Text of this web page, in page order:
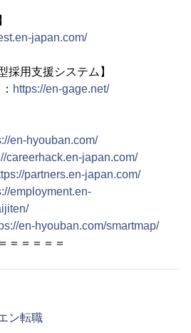
japan.com/
採用支援システム】
https://en-gage.net/
en-hyouban.com/
careerhack.en-japan.com/
partners.en-japan.com/
employment.en-
en-hyouban.com/smartmap/
＝＝＝＝＝
ン転職